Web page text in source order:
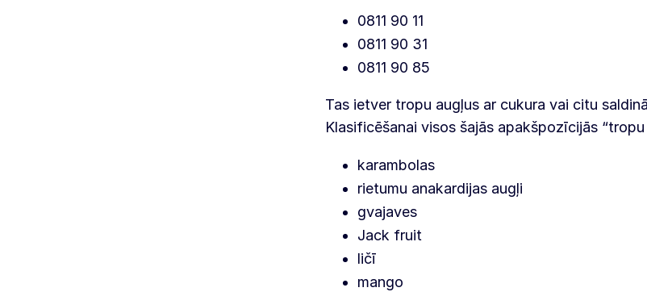
0811 90 11
0811 90 31
0811 90 85
Tas ietver tropu augļus ar cukura vai citu
Klasificēšanai visos šajās apakšpozīcijās “tropu
karambolas
rietumu anakardijas augļi
gvajaves
Jack fruit
ličī
mango